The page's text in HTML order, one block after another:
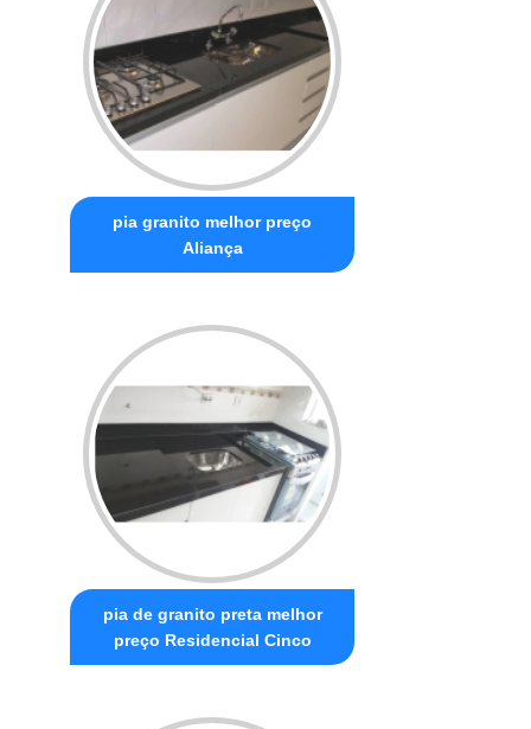
pia granito melhor preço
Aliança
pia de granito preta melhor
preço Residencial Cinco